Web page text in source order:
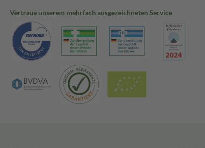
Vertraue unserem mehrfach ausgezeichneten Service